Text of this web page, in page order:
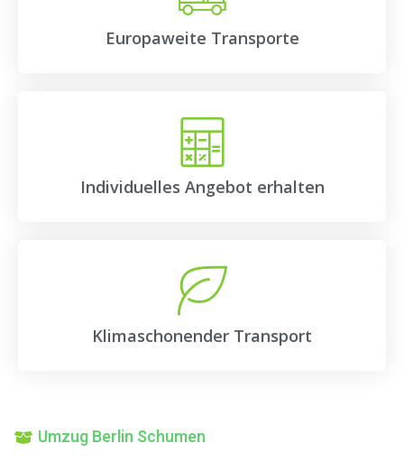
Europaweite Transporte
Individuelles Angebot erhalten
Klimaschonender Transport
Umzug Berlin Schumen